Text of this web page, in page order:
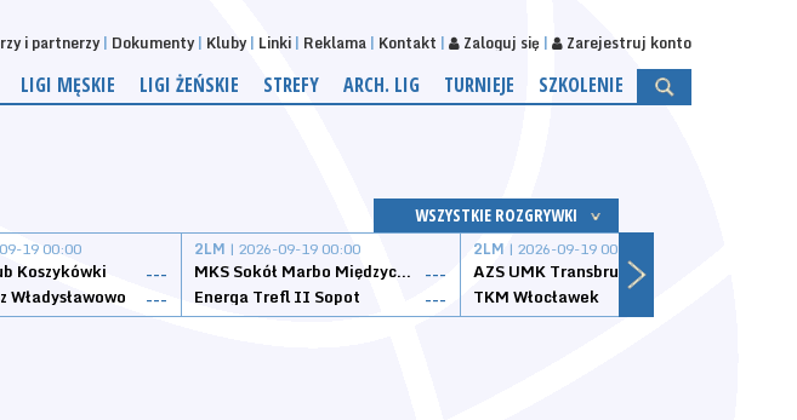
i partnerzy Dokumenty Kluby Linki Reklama Kontakt Zaloguj się Zarejestruj konto
LIGI MĘSKIE LIGI ŻEŃSKIE STREFY ARCH. LIG TURNIEJE SZKOLENIE
WSZYSTKIE ROZGRYWKI
19 00:00
Koszykówki
---
Władysławowo
---
2LM | 2026-09-19 00:00
MKS Sokół Marbo Międzychód ---
Energa Trefl II Sopot
---
2LM | 2026-09-19 00:00
AZS UMK Transbruk Toruń
TKM Włocławek